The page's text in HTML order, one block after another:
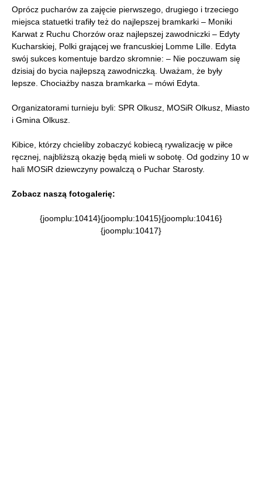
Oprócz pucharów za zajęcie pierwszego, drugiego i trzeciego
miejsca statuetki trafiły też do najlepszej bramkarki – Moniki
Karwat z Ruchu Chorzów oraz najlepszej zawodniczki – Edyty
Kucharskiej, Polki grającej we francuskiej Lomme Lille. Edyta
swój sukces komentuje bardzo skromnie: – Nie poczuwam się
dzisiaj do bycia najlepszą zawodniczką. Uważam, że były
lepsze. Chociażby nasza bramkarka – mówi Edyta.
Organizatorami turnieju byli: SPR Olkusz, MOSiR Olkusz, Miasto
i Gmina Olkusz.
Kibice, którzy chcieliby zobaczyć kobiecą rywalizację w piłce
ręcznej, najbliższą okazję będą mieli w sobotę. Od godziny 10 w
hali MOSiR dziewczyny powalczą o Puchar Starosty.
Zobacz naszą fotogalerię:
{joomplu:10414}{joomplu:10415}{joomplu:10416}
{joomplu:10417}